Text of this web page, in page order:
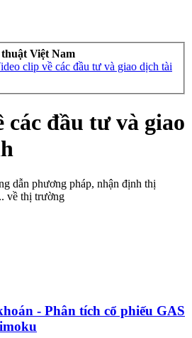
Việt Nam
clip về các đầu tư và giao dịch tài
các đầu tư và giao
dẫn phương pháp, nhận định thị
về thị trường
- Phân tích cổ phiếu GAS